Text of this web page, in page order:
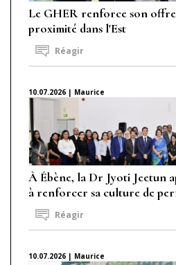
Le GHER renforce son offre
proximité dans l'Est
Réagir
10.07.2026 | Maurice
À Ébène, la Dr Jyoti Jeetun
à renforcer sa culture de
Réagir
10.07.2026 | Maurice